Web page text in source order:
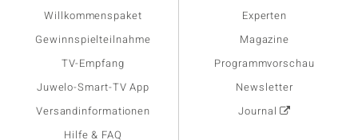
Willkommenspaket
Gewinnspielteilnahme
TV-Empfang
Juwelo-Smart-TV App
Versandinformationen
Hilfe & FAQ
Experten
Magazine
Programmvorschau
Newsletter
Journal